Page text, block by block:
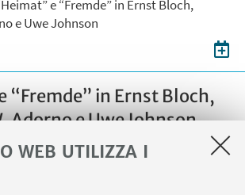
WEB UTILIZZA I
e “Fremde” in Ernst Bloch,
e Uwe Johnson
“Fremde” in Ernst Bloch,
Adorno e Uwe Johnson
dal Prof. Michael
la partecipoazione di Chiara